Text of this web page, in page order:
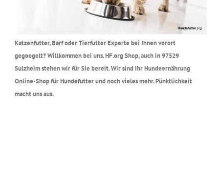
Katzenfutter, Barf oder Tierfutter Experte bei Ihnen vorort
gegoogelt? Willkommen bei uns. HF.org Shop, auch in 97529
Sulzheim stehen wir für Sie bereit. Wir sind Ihr Hundeernährung
Online-Shop für Hundefutter und noch vieles mehr. Pünktlichkeit
macht uns aus.